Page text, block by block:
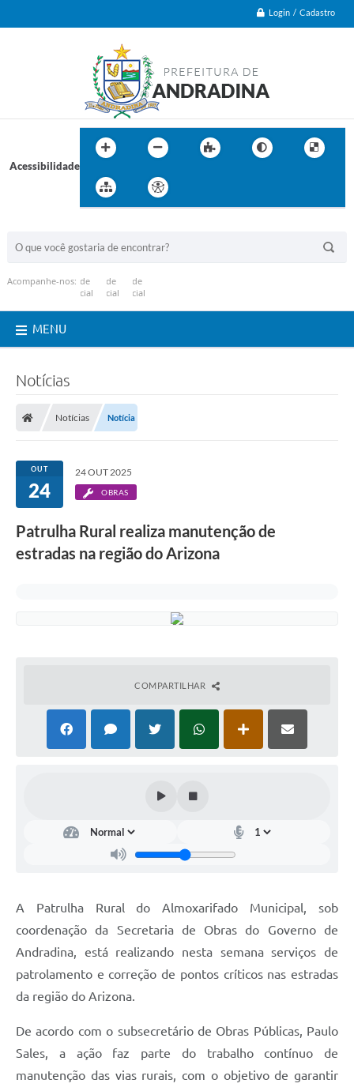
Login / Cadastro
Acessibilidade
Acompanhe-nos:
MENU
Notícias
Notícias Notícia
OUT
24
24 OUT 2025
OBRAS
Patrulha Rural realiza manutenção de
estradas na região do Arizona
COMPARTILHAR
A Patrulha Rural do Almoxarifado Municipal, sob
coordenação da Secretaria de Obras do Governo de
Andradina, está realizando nesta semana serviços de
patrolamento e correção de pontos críticos nas estradas
da região do Arizona.
De acordo com o subsecretário de Obras Públicas, Paulo
Sales, a ação faz parte do trabalho contínuo de
manutenção das vias rurais, com o objetivo de garantir